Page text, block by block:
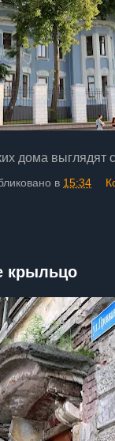
дома выглядят
в 15:34
крыльцо